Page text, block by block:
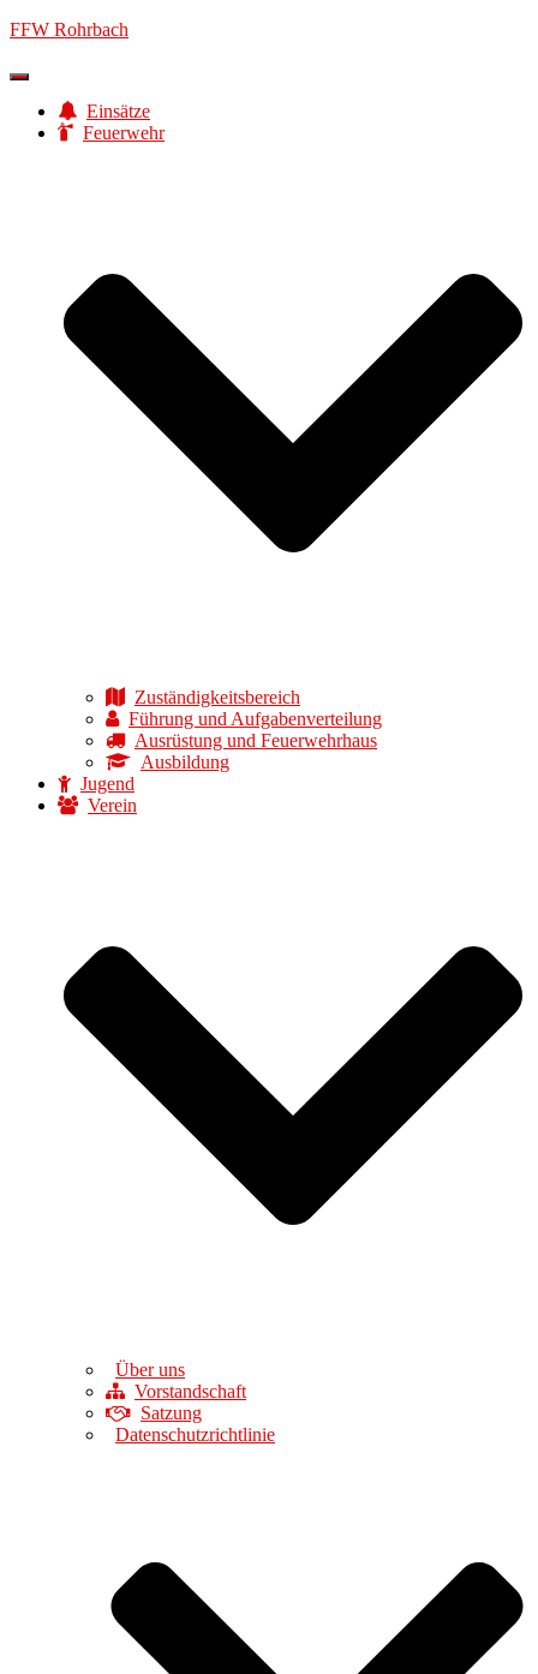
FFW Rohrbach
Navigation
umschaltenEinsätze
Feuerwehr
Zuständigkeitsbereich
Führung und Aufgabenverteilung
Ausrüstung und Feuerwehrhaus
Ausbildung
Jugend
Verein
Über uns
Vorstandschaft
Satzung
Datenschutzrichtlinie